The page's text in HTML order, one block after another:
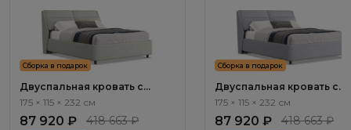
Сборка в подарок
Двуспальная кровать с
подъемным механизмом
175 × 115 × 232 см
87 920 ₽ 418 663 ₽
Сборка в подарок
Двуспальная кровать с
подъемным механизмом
175 × 115 × 232 см
87 920 ₽ 418 663 ₽